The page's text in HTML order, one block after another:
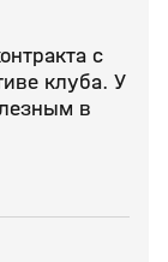
с
клуба. У
в